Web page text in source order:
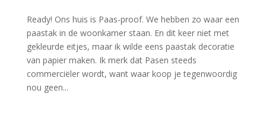
Ready! Ons huis is Paas-proof. We hebben zo waar een
paastak in de woonkamer staan. En dit keer niet met
gekleurde eitjes, maar ik wilde eens paastak decoratie
van papier maken. Ik merk dat Pasen steeds
commerciëler wordt, want waar koop je tegenwoordig
nou geen...